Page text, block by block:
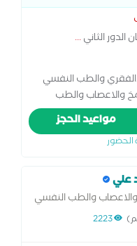
الثاني...
والطب النفسي
والاعصاب والطب
الجامعية
والاعصاب بجامعة
مواعيد الحجز
علي
والطب النفسي
2223